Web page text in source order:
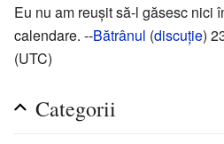
Eu nu am reușit să-l găsesc nici
calendare. --Bătrânul (discuție)
(UTC)
Categorii